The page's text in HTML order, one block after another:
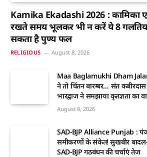
Kamika Ekadashi 2026 : कामिका
रखते समय भूलकर भी न करें ये 8
सकता है पुण्य फल
RELIGIOUS August 8, 2026
Maa Baglamukhi Dham
ने तो चिंतन बारम्बर… संत
भारद्वाज ने समझाया कृतज्ञता का
August 8, 2026
SAD-BJP Alliance Punjab :
समीकरणों के संकेत! सुखबीर बादल-
SAD-BJP गठबंधन की चर्चाएं तेज